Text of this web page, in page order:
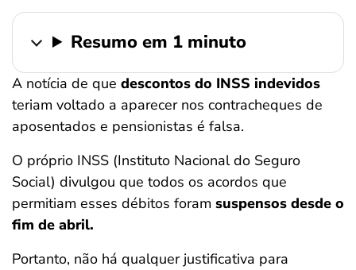
Resumo em 1 minuto
A notícia de que descontos do INSS indevidos
teriam voltado a aparecer nos contracheques de
aposentados e pensionistas é falsa.
O próprio INSS (Instituto Nacional do Seguro
Social) divulgou que todos os acordos que
permitiam esses débitos foram suspensos desde o
fim de abril.
Portanto, não há qualquer justificativa para